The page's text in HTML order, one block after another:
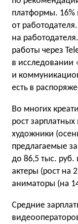
платформы.
от
на
работы через
в исследовании
и
есть в
Во многих
рост
художники
предлагаемые
до 86,5 тыс.
актеры (рост на
аниматоры (на
Средние